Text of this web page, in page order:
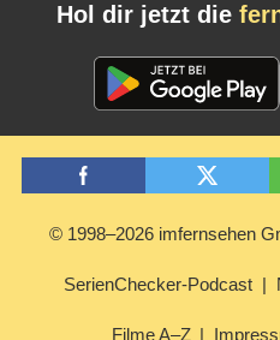
Hol dir jetzt die
© 1998–2026 imfernsehen
SerienChecker-Podcast
Filme A–Z